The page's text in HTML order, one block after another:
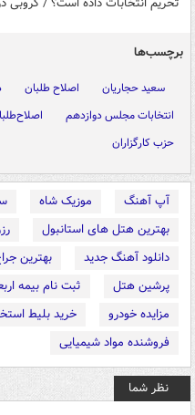
برچسب‌ها
سعید حجاریان اصلاح طلبان
انتخابات مجلس دوازدهم
حزب کارگزاران
آپ آهنگ موزیک شاه
بهترین هتل های استانبول
دانلود آهنگ جدید
بهترین
پرشین هتل
ثبت نام بیمه
مزایده خودرو
خرید بلیط
فروشنده مواد شیمیایی
نظر شما